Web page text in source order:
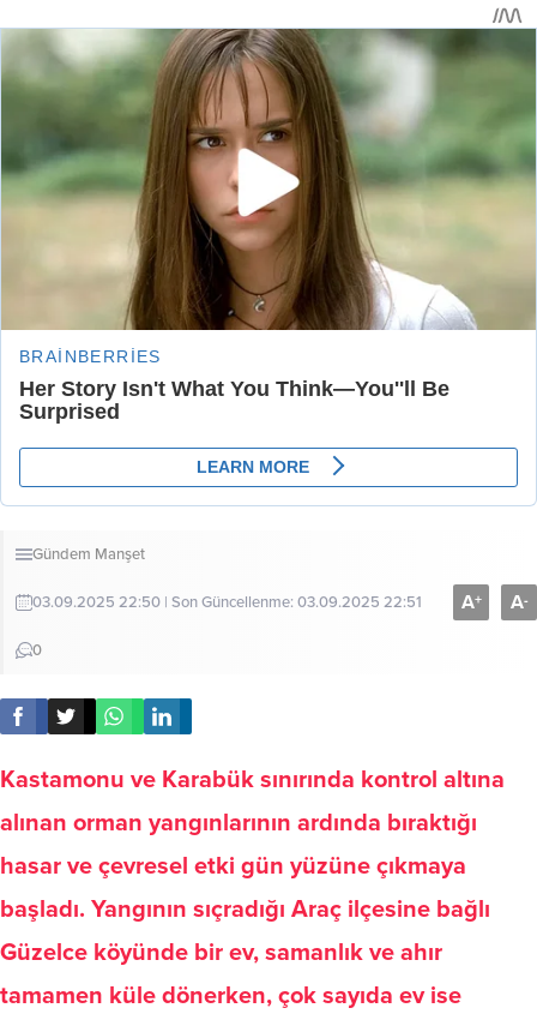
Gündem Manşet
03.09.2025 22:50 | Son Güncellenme: 03.09.2025 22:51
0
A+ A-
Kastamonu ve Karabük sınırında kontrol altına
alınan orman yangınlarının ardında bıraktığı
hasar ve çevresel etki gün yüzüne çıkmaya
başladı. Yangının sıçradığı Araç ilçesine bağlı
Güzelce köyünde bir ev, samanlık ve ahır
tamamen küle dönerken, çok sayıda ev ise